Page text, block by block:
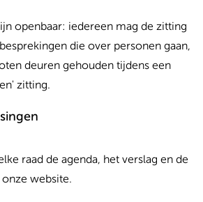
openbaar: iedereen mag de zitting
die over personen gaan,
deuren gehouden tijdens een
zitting.
raad de agenda, het verslag en de
website.